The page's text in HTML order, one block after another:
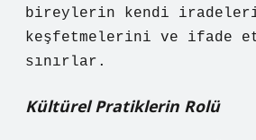
bireylerin kendi
keşfetmelerini ve ifade
sınırlar.
Kültürel Pratiklerin Rolü